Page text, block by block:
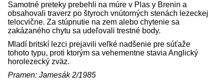
Samotné preteky prebehli na múre v Plas y Brenin a
obsahovali traverz po štyroch vnútorných stenách lezeckej
telocvične. Za stúpnutie na zem alebo chytenie sa
zakázaného chytu sa udeľovali trestné body.
Mladí britskí lezci prejavili veľké nadšenie pre súťaže
tohoto typu, proti ktorým sa vehementne stavia Anglický
horolezecký zväz.
Pramen: Jamesák 2/1985